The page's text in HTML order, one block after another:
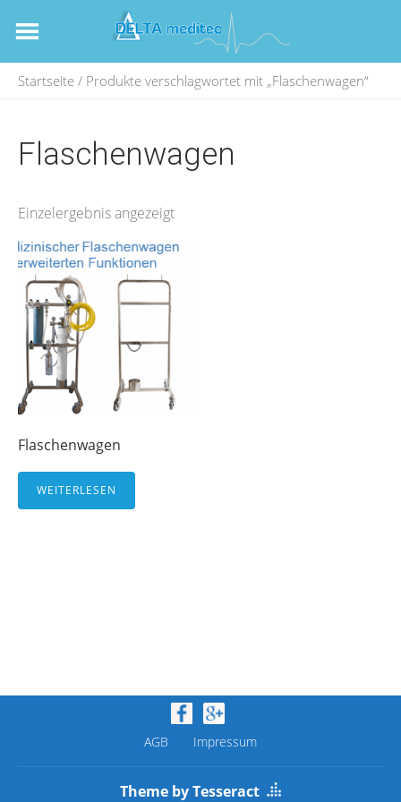
Startseite / Produkte verschlagwortet mit „Flaschenwagen“
Flaschenwagen
Einzelergebnis angezeigt
Flaschenwagen
WEITERLESEN
AGB Impressum
Theme by Tesseract